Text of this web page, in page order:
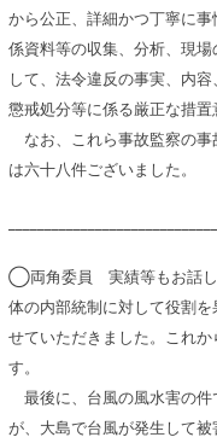
から公正、詳細かつ丁寧に
係資料等の収集、分析、現
して、法令違反の事実、内
懲戒処分等に係る厳正な措置
なお、これら事故監察の事
は六十八件ございました。
◯両角委員 実績等もお話し
体の内部統制に対して役割
せていただきました。これ
す。
最後に、台風の風水害の件
が、大島で台風が発生して